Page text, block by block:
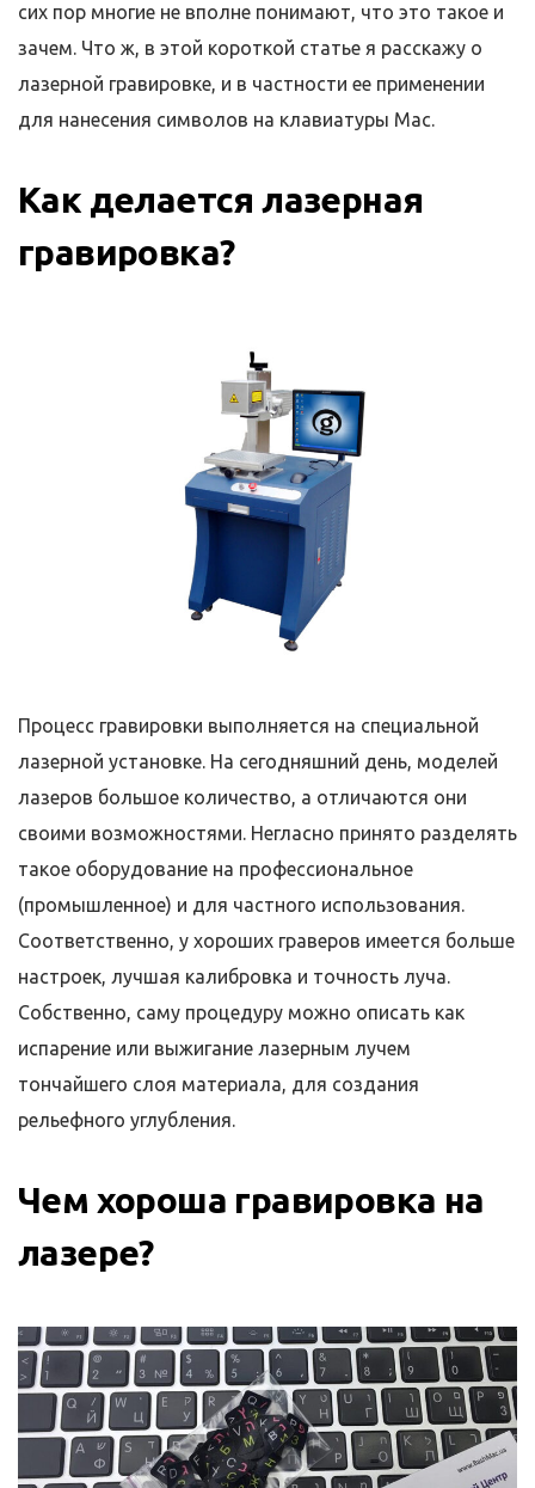
сих пор многие не вполне понимают, что это такое и
зачем. Что ж, в этой короткой статье я расскажу о
лазерной гравировке, и в частности ее применении
для нанесения символов на клавиатуры Mac.
Как делается лазерная
гравировка?
Процесс гравировки выполняется на специальной
лазерной установке. На сегодняшний день, моделей
лазеров большое количество, а отличаются они
своими возможностями. Негласно принято разделять
такое оборудование на профессиональное
(промышленное) и для частного использования.
Соответственно, у хороших граверов имеется больше
настроек, лучшая калибровка и точность луча.
Собственно, саму процедуру можно описать как
испарение или выжигание лазерным лучем
тончайшего слоя материала, для создания
рельефного углубления.
Чем хороша гравировка на
лазере?